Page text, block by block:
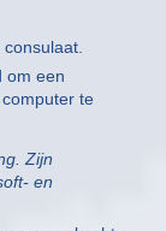
om een
te
Zijn
en